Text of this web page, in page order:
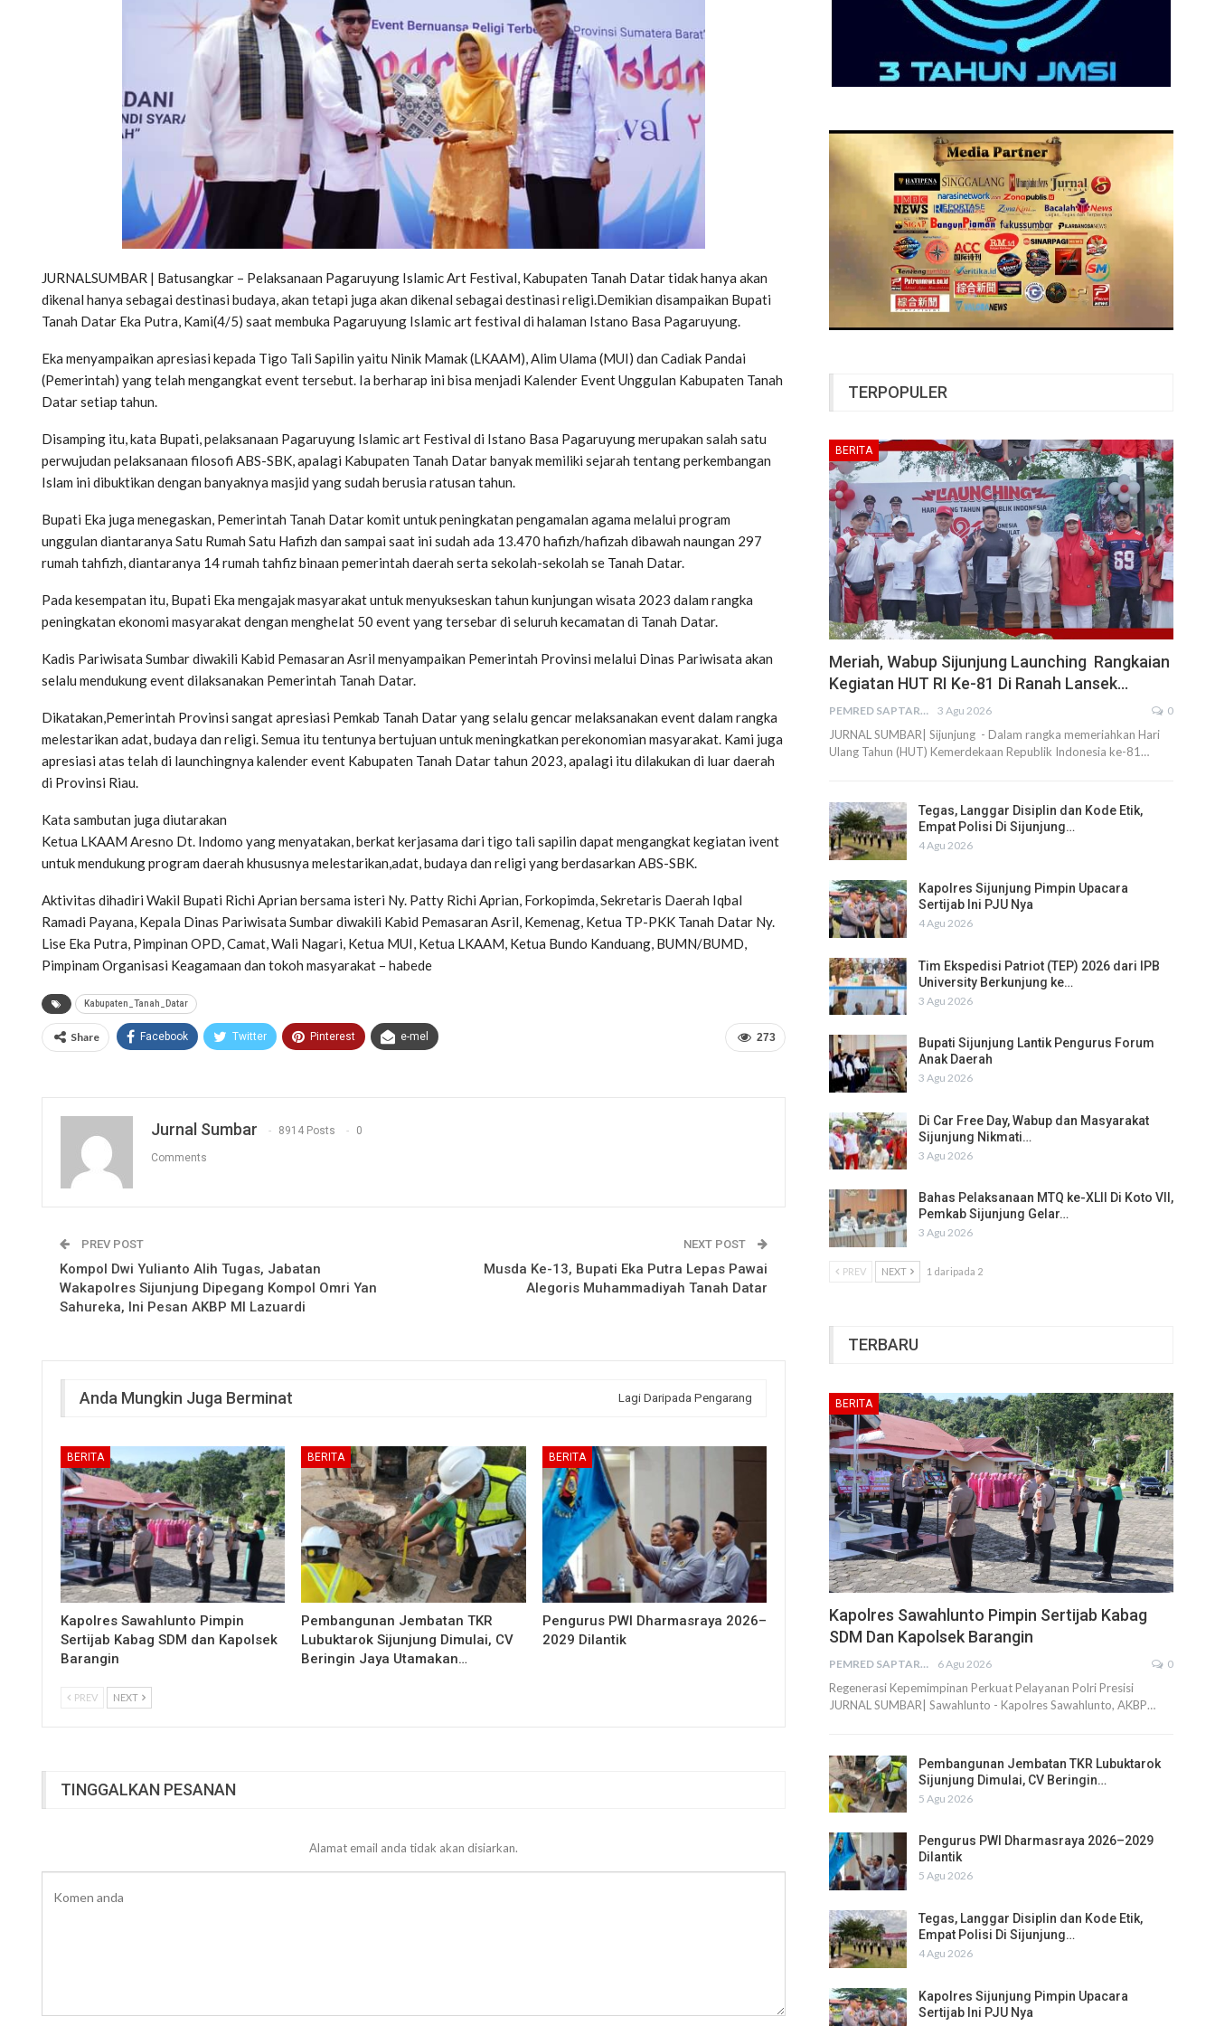
JURNALSUMBAR | Batusangkar – Pelaksanaan Pagaruyung Islamic Art Festival, Kabupaten Tanah Datar tidak hanya akan
dikenal hanya sebagai destinasi budaya, akan tetapi juga akan dikenal sebagai destinasi religi.Demikian disampaikan Bupati
Tanah Datar Eka Putra, Kami(4/5) saat membuka Pagaruyung Islamic art festival di halaman Istano Basa Pagaruyung.
Eka menyampaikan apresiasi kepada Tigo Tali Sapilin yaitu Ninik Mamak (LKAAM), Alim Ulama (MUI) dan Cadiak Pandai
(Pemerintah) yang telah mengangkat event tersebut. Ia berharap ini bisa menjadi Kalender Event Unggulan Kabupaten Tanah
Datar setiap tahun.
Disamping itu, kata Bupati, pelaksanaan Pagaruyung Islamic art Festival di Istano Basa Pagaruyung merupakan salah satu
perwujudan pelaksanaan filosofi ABS-SBK, apalagi Kabupaten Tanah Datar banyak memiliki sejarah tentang perkembangan
Islam ini dibuktikan dengan banyaknya masjid yang sudah berusia ratusan tahun.
Bupati Eka juga menegaskan, Pemerintah Tanah Datar komit untuk peningkatan pengamalan agama melalui program
unggulan diantaranya Satu Rumah Satu Hafizh dan sampai saat ini sudah ada 13.470 hafizh/hafizah dibawah naungan 297
rumah tahfizh, diantaranya 14 rumah tahfiz binaan pemerintah daerah serta sekolah-sekolah se Tanah Datar.
Pada kesempatan itu, Bupati Eka mengajak masyarakat untuk menyukseskan tahun kunjungan wisata 2023 dalam rangka
peningkatan ekonomi masyarakat dengan menghelat 50 event yang tersebar di seluruh kecamatan di Tanah Datar.
Kadis Pariwisata Sumbar diwakili Kabid Pemasaran Asril menyampaikan Pemerintah Provinsi melalui Dinas Pariwisata akan
selalu mendukung event dilaksanakan Pemerintah Tanah Datar.
Dikatakan,Pemerintah Provinsi sangat apresiasi Pemkab Tanah Datar yang selalu gencar melaksanakan event dalam rangka
melestarikan adat, budaya dan religi. Semua itu tentunya bertujuan untuk meningkatkan perekonomian masyarakat. Kami juga
apresiasi atas telah di launchingnya kalender event Kabupaten Tanah Datar tahun 2023, apalagi itu dilakukan di luar daerah
di Provinsi Riau.
Kata sambutan juga diutarakan
Ketua LKAAM Aresno Dt. Indomo yang menyatakan, berkat kerjasama dari tigo tali sapilin dapat mengangkat kegiatan ivent
untuk mendukung program daerah khususnya melestarikan,adat, budaya dan religi yang berdasarkan ABS-SBK.
Aktivitas dihadiri Wakil Bupati Richi Aprian bersama isteri Ny. Patty Richi Aprian, Forkopimda, Sekretaris Daerah Iqbal
Ramadi Payana, Kepala Dinas Pariwisata Sumbar diwakili Kabid Pemasaran Asril, Kemenag, Ketua TP-PKK Tanah Datar Ny.
Lise Eka Putra, Pimpinan OPD, Camat, Wali Nagari, Ketua MUI, Ketua LKAAM, Ketua Bundo Kanduang, BUMN/BUMD,
Pimpinam Organisasi Keagamaan dan tokoh masyarakat – habede
Kabupaten_Tanah_Datar
273
Share Facebook Twitter Pinterest e-mel
Jurnal Sumbar 8914 Posts 0
Comments
PREV POST
Kompol Dwi Yulianto Alih Tugas, Jabatan
Wakapolres Sijunjung Dipegang Kompol Omri Yan
Sahureka, Ini Pesan AKBP MI Lazuardi
NEXT POST
Musda Ke-13, Bupati Eka Putra Lepas Pawai
Alegoris Muhammadiyah Tanah Datar
Anda Mungkin Juga Berminat Lagi Daripada Pengarang
BERITA
Kapolres Sawahlunto Pimpin
Sertijab Kabag SDM dan Kapolsek
Barangin
BERITA
Pembangunan Jembatan TKR
Lubuktarok Sijunjung Dimulai, CV
Beringin Jaya Utamakan…
BERITA
Pengurus PWI Dharmasraya 2026–
2029 Dilantik
PREV NEXT
TINGGALKAN PESANAN
Alamat email anda tidak akan disiarkan.
TERPOPULER
BERITA
Meriah, Wabup Sijunjung Launching Rangkaian
Kegiatan HUT RI Ke-81 Di Ranah Lansek…
PEMRED SAPTARIUS 3 Agu 2026 0
JURNAL SUMBAR| Sijunjung - Dalam rangka memeriahkan Hari
Ulang Tahun (HUT) Kemerdekaan Republik Indonesia ke-81…
Tegas, Langgar Disiplin dan Kode Etik,
Empat Polisi Di Sijunjung…
4 Agu 2026
Kapolres Sijunjung Pimpin Upacara
Sertijab Ini PJU Nya
4 Agu 2026
Tim Ekspedisi Patriot (TEP) 2026 dari IPB
University Berkunjung ke…
3 Agu 2026
Bupati Sijunjung Lantik Pengurus Forum
Anak Daerah
3 Agu 2026
Di Car Free Day, Wabup dan Masyarakat
Sijunjung Nikmati…
3 Agu 2026
Bahas Pelaksanaan MTQ ke-XLII Di Koto VII,
Pemkab Sijunjung Gelar…
3 Agu 2026
PREV NEXT 1 daripada 2
TERBARU
BERITA
Kapolres Sawahlunto Pimpin Sertijab Kabag
SDM Dan Kapolsek Barangin
PEMRED SAPTARIUS 6 Agu 2026 0
Regenerasi Kepemimpinan Perkuat Pelayanan Polri Presisi
JURNAL SUMBAR| Sawahlunto - Kapolres Sawahlunto, AKBP…
Pembangunan Jembatan TKR Lubuktarok
Sijunjung Dimulai, CV Beringin…
5 Agu 2026
Pengurus PWI Dharmasraya 2026–2029
Dilantik
5 Agu 2026
Tegas, Langgar Disiplin dan Kode Etik,
Empat Polisi Di Sijunjung…
4 Agu 2026
Kapolres Sijunjung Pimpin Upacara
Sertijab Ini PJU Nya